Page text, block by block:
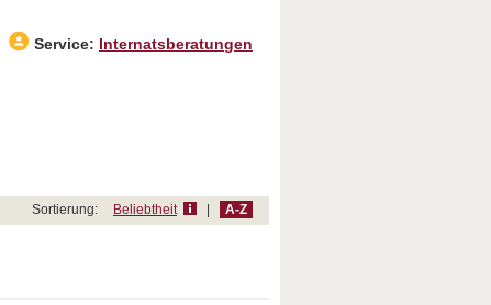
Service:
Internatsberatungen
Sortierung: Beliebtheit A-Z